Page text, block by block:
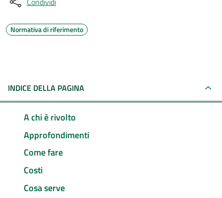
Normativa di riferimento
INDICE DELLA PAGINA
A chi è rivolto
Approfondimenti
Come fare
Costi
Cosa serve